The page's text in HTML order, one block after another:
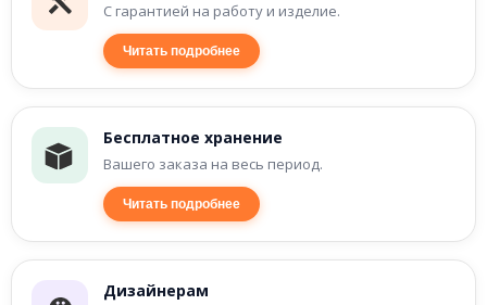
С гарантией на работу и изделие.
Читать подробнее
Бесплатное хранение
Вашего заказа на весь период.
Читать подробнее
Дизайнерам